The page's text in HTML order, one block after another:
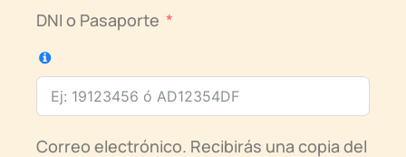
DNI o Pasaporte
Correo electrónico. Recibirás una copia del